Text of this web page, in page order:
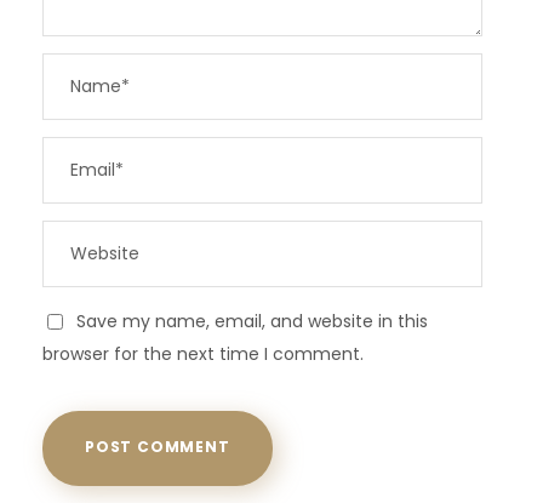
Save my name, email, and website in this
browser for the next time I comment.